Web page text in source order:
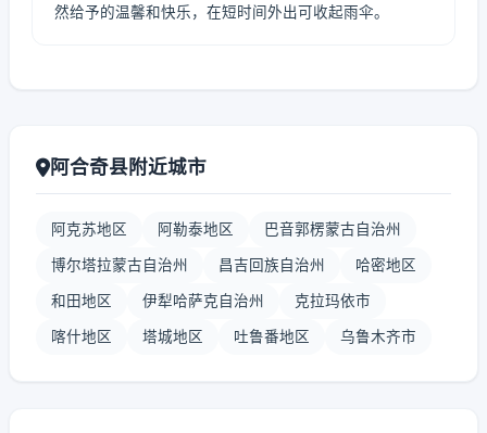
然给予的温馨和快乐，在短时间外出可收起雨伞。
阿合奇县附近城市
阿克苏地区 阿勒泰地区 巴音郭楞蒙古自治州
博尔塔拉蒙古自治州 昌吉回族自治州 哈密地区
和田地区 伊犁哈萨克自治州 克拉玛依市
喀什地区 塔城地区 吐鲁番地区 乌鲁木齐市